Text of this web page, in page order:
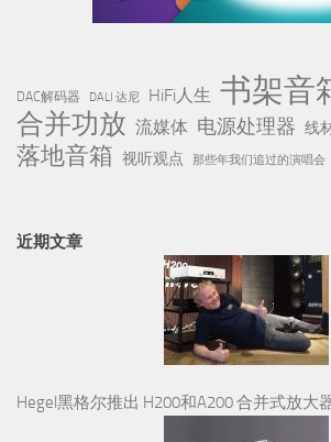
DAC解码器 DALI 达尼 HiFi人生 书架音
合并功放 流媒体 电源处理器 线
落地音箱 视听观点 那些年我们追过的演唱会
近期文章
Hegel黑格尔推出 H200和A200 合并式放大